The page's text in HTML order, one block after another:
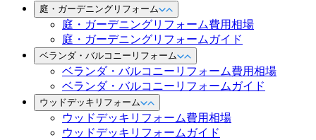
庭・ガーデニングリフォーム
庭・ガーデニングリフォーム費用相場
庭・ガーデニングリフォームガイド
ベランダ・バルコニーリフォーム
ベランダ・バルコニーリフォーム費用相場
ベランダ・バルコニーリフォームガイド
ウッドデッキリフォーム
ウッドデッキリフォーム費用相場
ウッドデッキリフォームガイド